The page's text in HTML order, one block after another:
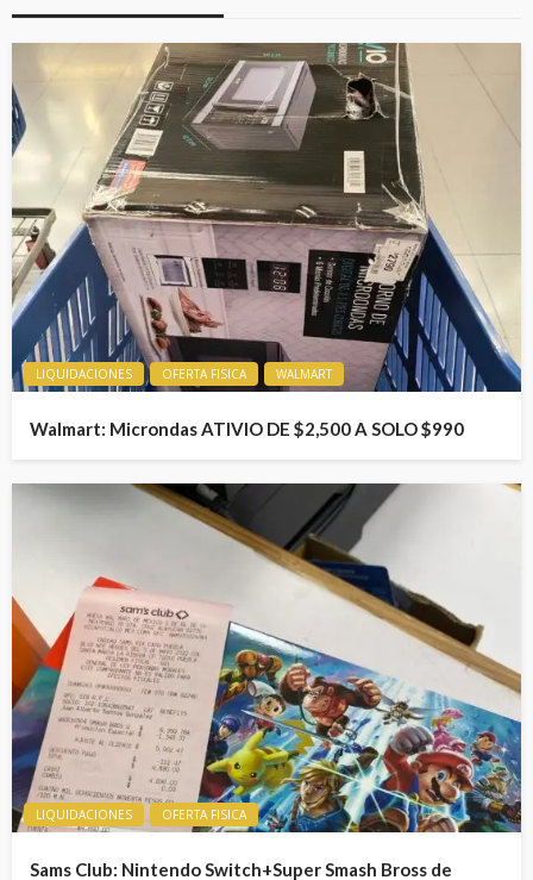
LIQUIDACIONES OFERTA FISICA WALMART
Walmart: Microndas ATIVIO DE $2,500 A SOLO $990
LIQUIDACIONES OFERTA FISICA
Sams Club: Nintendo Switch+Super Smash Bross de